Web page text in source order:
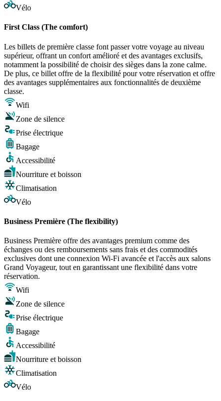
Vélo
First Class (The comfort)
Les billets de première classe font passer votre voyage au niveau
supérieur, offrant un confort amélioré et des avantages exclusifs,
notamment la possibilité de choisir des sièges dans la zone calme.
De plus, ce billet offre de la flexibilité pour votre réservation et offre
des avantages supplémentaires aux fonctionnalités de deuxième
classe.
Wifi
Zone de silence
Prise électrique
Bagage
Accessibilité
Nourriture et boisson
Climatisation
Vélo
Business Première (The flexibility)
Business Première offre des avantages premium comme des
échanges ou des remboursements sans frais et des commodités
exclusives dont une connexion Wi-Fi avancée et l'accès aux salons
Grand Voyageur, tout en garantissant une flexibilité dans votre
réservation.
Wifi
Zone de silence
Prise électrique
Bagage
Accessibilité
Nourriture et boisson
Climatisation
Vélo